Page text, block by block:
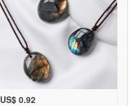
US$ 0.92